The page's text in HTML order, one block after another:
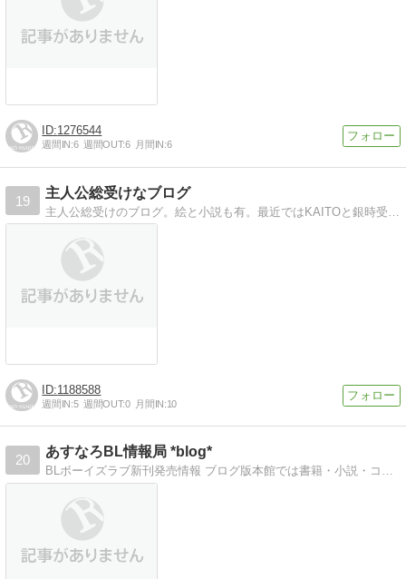
1276544
週間IN:6 週間OUT:6 月間IN:6
19
主人公総受けなブログ
1188588
週間IN:5 週間OUT:0 月間IN:10
20
あすなろBL情報局 *blog*
BLボーイズラブ新刊発売情報 ブログ版本館では書籍・小説・コミックス・ドラマCD・リンク集などをお届けしています。